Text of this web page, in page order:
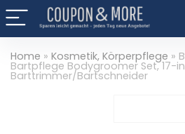
Home » Kosmetik, Körperpflege »
Bartpflege Bodygroomer Set, 17-
Barttrimmer/Bartschneider